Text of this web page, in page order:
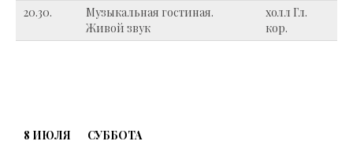
20.30.
Музыкальная гостиная.
Живой звук
холл Гл.
кор.
8 ИЮЛЯ СУББОТА